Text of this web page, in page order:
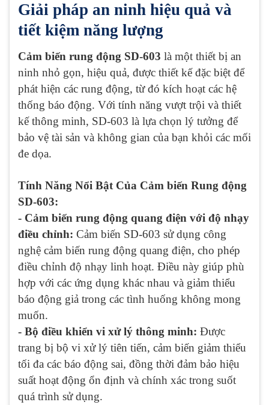
Giải pháp an ninh hiệu quả và
tiết kiệm năng lượng
Cảm biến rung động SD-603 là một thiết bị an
ninh nhỏ gọn, hiệu quả, được thiết kế đặc biệt để
phát hiện các rung động, từ đó kích hoạt các hệ
thống báo động. Với tính năng vượt trội và thiết
kế thông minh, SD-603 là lựa chọn lý tưởng để
bảo vệ tài sản và không gian của bạn khỏi các mối
đe dọa.
Tính Năng Nổi Bật Của Cảm biến Rung động
SD-603:
- Cảm biến rung động quang điện với độ nhạy
điều chỉnh: Cảm biến SD-603 sử dụng công
nghệ cảm biến rung động quang điện, cho phép
điều chỉnh độ nhạy linh hoạt. Điều này giúp phù
hợp với các ứng dụng khác nhau và giảm thiểu
báo động giả trong các tình huống không mong
muốn.
- Bộ điều khiển vi xử lý thông minh: Được
trang bị bộ vi xử lý tiên tiến, cảm biến giảm thiểu
tối đa các báo động sai, đồng thời đảm bảo hiệu
suất hoạt động ổn định và chính xác trong suốt
quá trình sử dụng.